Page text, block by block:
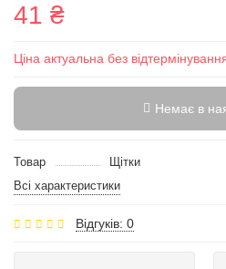
41 ₴
Ціна актуальна без
Немає в
Товар
Щітки
Всі характеристики
Відгуків: 0